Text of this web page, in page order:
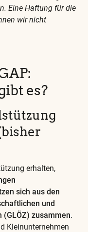
Eine Haftung für die
wir nicht
es?
erhalten,
sich aus den
und
(GLÖZ) zusammen.
Kleinunternehmen